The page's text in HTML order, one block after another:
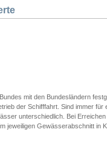
mit den Bundesländern
der Schifffahrt. Sind immer für
unterschiedlich. Bei
jeweiligen Gewässerabschnitt in